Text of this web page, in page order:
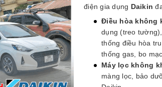
điện gia dụng Daikin
Điều hòa không
dụng (treo
thống điều hòa
thống gas, bo
Máy lọc không
màng lọc, bảo